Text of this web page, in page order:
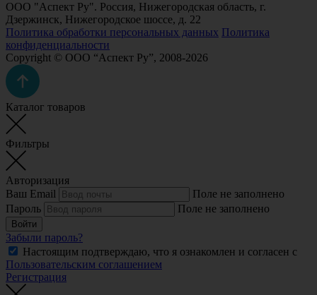
ООО "Аспект Ру". Россия, Нижегородская область, г.
Дзержинск, Нижегородское шоссе, д. 22
Политика обработки персональных данных Политика
конфиденциальности
Copyright © ООО “Аспект Ру”, 2008-2026
Каталог товаров
Фильтры
Авторизация
Ваш Email
Поле не заполнено
Пароль
Поле не заполнено
Войти
Забыли пароль?
Настоящим подтверждаю, что я ознакомлен и согласен с
Пользовательским соглашением
Регистрация